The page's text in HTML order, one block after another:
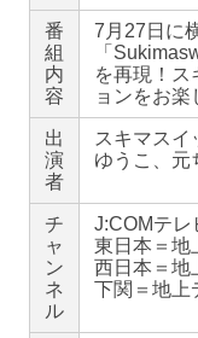
番
組
内
容
7月27日に
「
を再現！ス
ョンをお楽
出
演
者
スキマスイ
ゆうこ、元
チ
ャ
ン
ネ
ル
J:COMテレ
東日本＝地
西日本＝地
下関＝地上